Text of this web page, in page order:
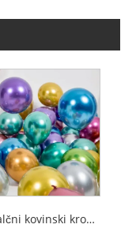
10-palčni kovinski kromirani baloni iz lateksa